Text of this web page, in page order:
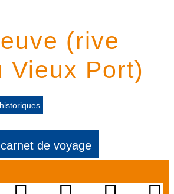
(rive
Vieux Port)
de voyage